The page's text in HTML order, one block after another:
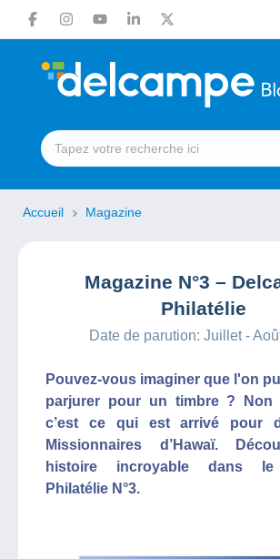
Accueil Magazine
Magazine N°3 –
Philatélie
Date de parution: Juillet -
Pouvez-vous imaginer que l'on
parjurer pour un timbre ? Non
c’est ce qui est arrivé pour
Missionnaires d’Hawaï.
histoire incroyable dans le
Philatélie N°3.